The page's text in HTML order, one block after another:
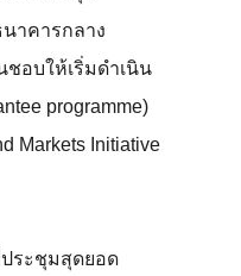
าคารกลาง
ชอบให้เริ่มดำเนิน
programme)
Markets Initiative
ระชุมสุดยอด